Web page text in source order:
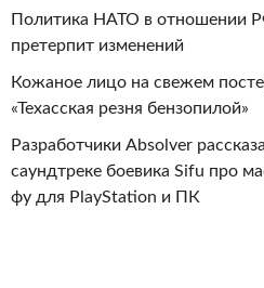
Политика НАТО в отношении
претерпит изменений
Кожаное лицо на свежем
«Техасская резня бензопилой»
Разработчики Absolver
саундтреке боевика Sifu про
фу для PlayStation и ПК